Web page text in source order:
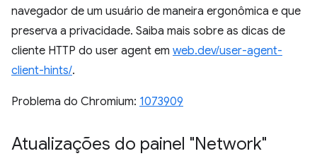
navegador de um usuário de maneira ergonômica e que
preserva a privacidade. Saiba mais sobre as dicas de
cliente HTTP do user agent em web.dev/user-agent-
client-hints/.
Problema do Chromium: 1073909
Atualizações do painel "Network"